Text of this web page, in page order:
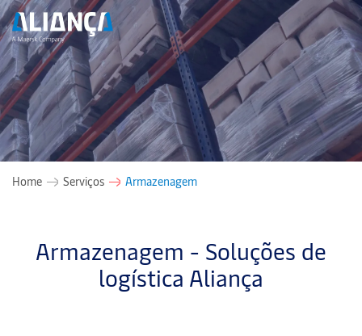
Home Serviços Armazenagem
Armazenagem - Soluções de
logística Aliança